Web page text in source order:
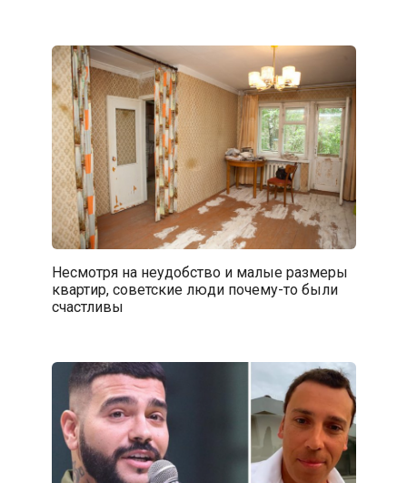
Несмотря на неудобство и малые размеры
квартир, советские люди почему-то были
счастливы